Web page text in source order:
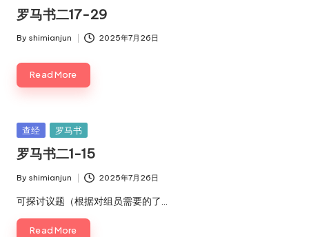
罗马书二17-29
Posted
By shimianjun 2025年7月26日
Read More
Posted
查经 罗马书
罗马书二1-15
Posted
by
By shimianjun 2025年7月26日
可探讨议题（根据对组员需要的了…
Read More